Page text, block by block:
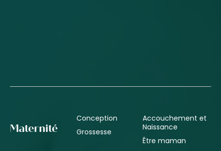
Maternité
Conception
Grossesse
Accouchement et
Naissance
Être maman